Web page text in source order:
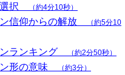
選択 （約4分10秒）
信仰からの解放
（約5分10
ンランキング （約2分50秒）
ン形の意味 （約3分）